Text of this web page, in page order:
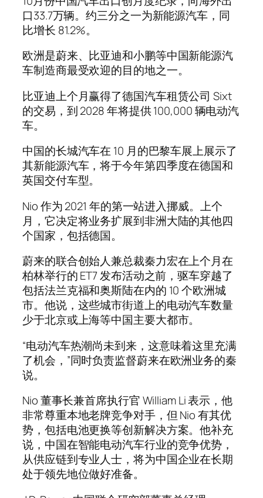
口33.7万辆。约三分之一为新能源汽车，同
比增长 81.2%。
欧洲是蔚来、比亚迪和小鹏等中国新能源汽
车制造商最受欢迎的目的地之一。
比亚迪上个月赢得了德国汽车租赁公司 Sixt
的交易，到 2028 年将提供 100,000 辆电动汽
车。
中国的长城汽车在 10 月的巴黎车展上展示了
其新能源汽车，将于今年第四季度在德国和
英国交付车型。
Nio 作为 2021 年的第一站进入挪威。上个
月，它决定将业务扩展到非洲大陆的其他四
个国家，包括德国。
蔚来的联合创始人兼总裁秦力宏在上个月在
柏林举行的 ET7 发布活动之前，驱车穿越了
包括法兰克福和奥斯陆在内的 10 个欧洲城
市。他说，这些城市街道上的电动汽车数量
少于北京或上海等中国主要大都市。
“电动汽车热潮尚未到来，这意味着这里充满
了机会，”同时负责监督蔚来在欧洲业务的秦
说。
Nio 董事长兼首席执行官 William Li 表示，他
非常尊重本地老牌竞争对手，但 Nio 有其优
势，包括电池更换等创新解决方案。他补充
说，中国在智能电动汽车行业的竞争优势，
从供应链到专业人士，将为中国企业在长期
处于领先地位做好准备。